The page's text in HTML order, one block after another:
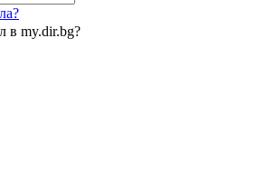
в my.dir.bg?